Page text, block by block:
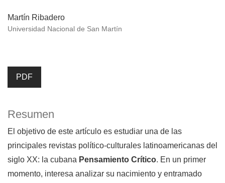
Martín Ribadero
Universidad Nacional de San Martín
PDF
Resumen
El objetivo de este artículo es estudiar una de las
principales revistas político-culturales latinoamericanas del
siglo XX: la cubana Pensamiento Crítico. En un primer
momento, interesa analizar su nacimiento y entramado